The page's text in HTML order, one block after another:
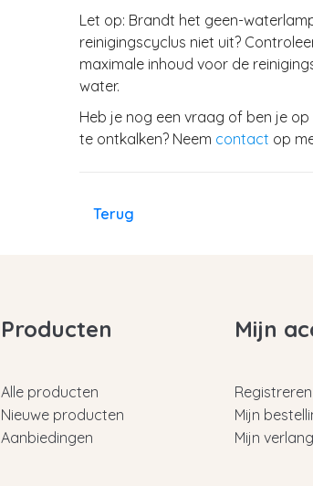
Let op: Brandt het geen-
reinigingscyclus niet uit?
maximale inhoud voor de
water.
Heb je nog een vraag of ben je
te ontkalken? Neem contact op
Terug
Producten
Alle producten
Nieuwe producten
Aanbiedingen
Mijn
Registreren
Mijn
Mijn